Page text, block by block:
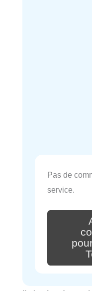
Pas de
service.